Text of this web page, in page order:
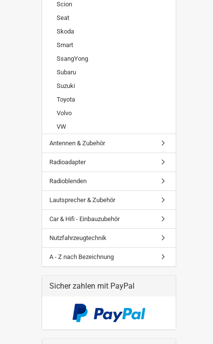
Scion
Seat
Skoda
Smart
SsangYong
Subaru
Suzuki
Toyota
Volvo
VW
Antennen & Zubehör
Radioadapter
Radioblenden
Lautsprecher & Zubehör
Car & Hifi - Einbauzubehör
Nutzfahrzeugtechnik
A - Z nach Bezeichnung
Sicher zahlen mit PayPal